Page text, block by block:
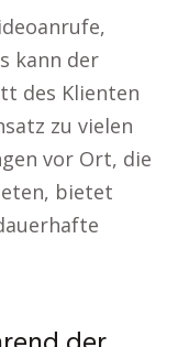
kann der
des Klienten
zu vielen
vor Ort, die
bietet